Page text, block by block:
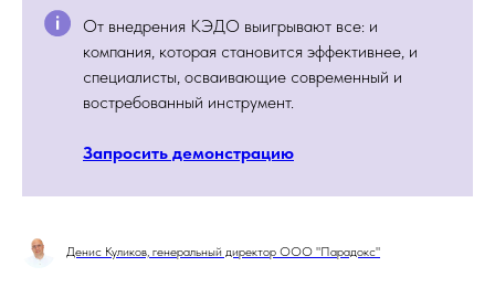
От внедрения КЭДО выигрывают все: и
компания, которая становится эффективнее, и
специалисты, осваивающие современный и
востребованный инструмент.
Запросить демонстрацию
Денис Куликов, генеральный директор ООО "Парадокс"